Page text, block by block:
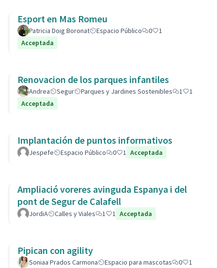
Esport en Mas Romeu
Patricia Doig Boronat Espacio Público 0
1
Acceptada
Renovacion de los parques infantiles
Andrea Segur Parques y Jardines Sostenibles 1
1
Acceptada
Implantación de puntos informativos
Jespefe Espacio Público 0 1 Acceptada
Ampliació voreres avinguda Espanya i del
pont de Segur de Calafell
JordiA Calles y Viales 1 1 Acceptada
Pipican con agility
Soniaa Prados Carmona Espacio para mascotas 0
1